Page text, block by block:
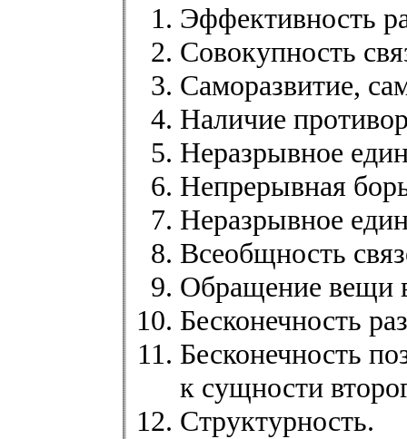
Эффективность
Совокупность
Саморазвитие,
Наличие
Неразрывное
Непрерывная
Неразрывное
Всеобщность
Обращение вещи
Бесконечность
Бесконечность
к сущности
Структурность.